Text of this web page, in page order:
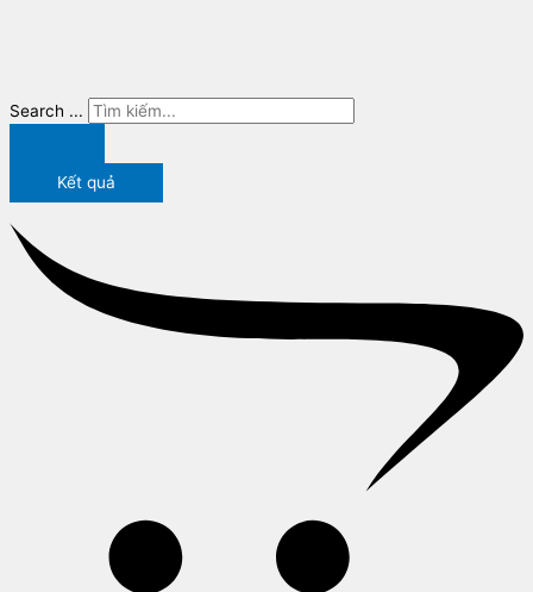
Search ...
Kết quả